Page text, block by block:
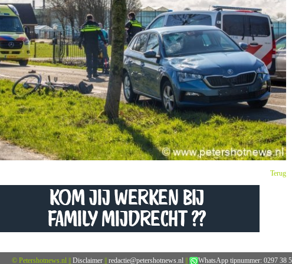
Terug
© Petershotnews.nl Disclaimer redactie@petershotnews.nl WhatsApp tipnummer: 0297 38